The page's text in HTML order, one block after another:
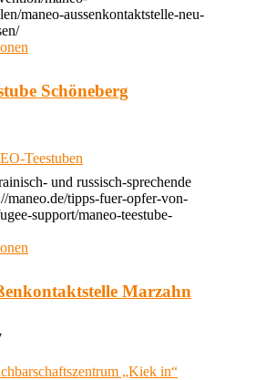
maneo-aussenkontaktstelle-neu-
Schöneberg
Teestuben
und russisch-sprechende
maneo.de/tipps-fuer-opfer-von-
support/maneo-teestube-
Marzahn
„Kiek in“